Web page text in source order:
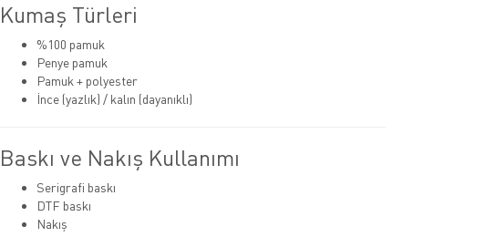
Kumaş Türleri
%100 pamuk
Penye pamuk
Pamuk + polyester
İnce (yazlık) / kalın (dayanıklı)
Baskı ve Nakış Kullanımı
Serigrafi baskı
DTF baskı
Nakış